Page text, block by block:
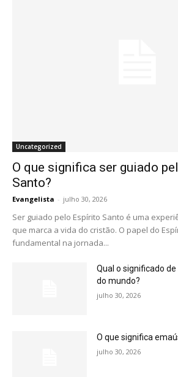
Uncategorized
O que significa ser guiado
Santo?
Evangelista - julho 30, 2026
Ser guiado pelo Espírito Santo é uma
que marca a vida do cristão. O papel do
fundamental na jornada...
Qual o significado
do mundo?
julho 30, 2026
O que significa
julho 30, 2026